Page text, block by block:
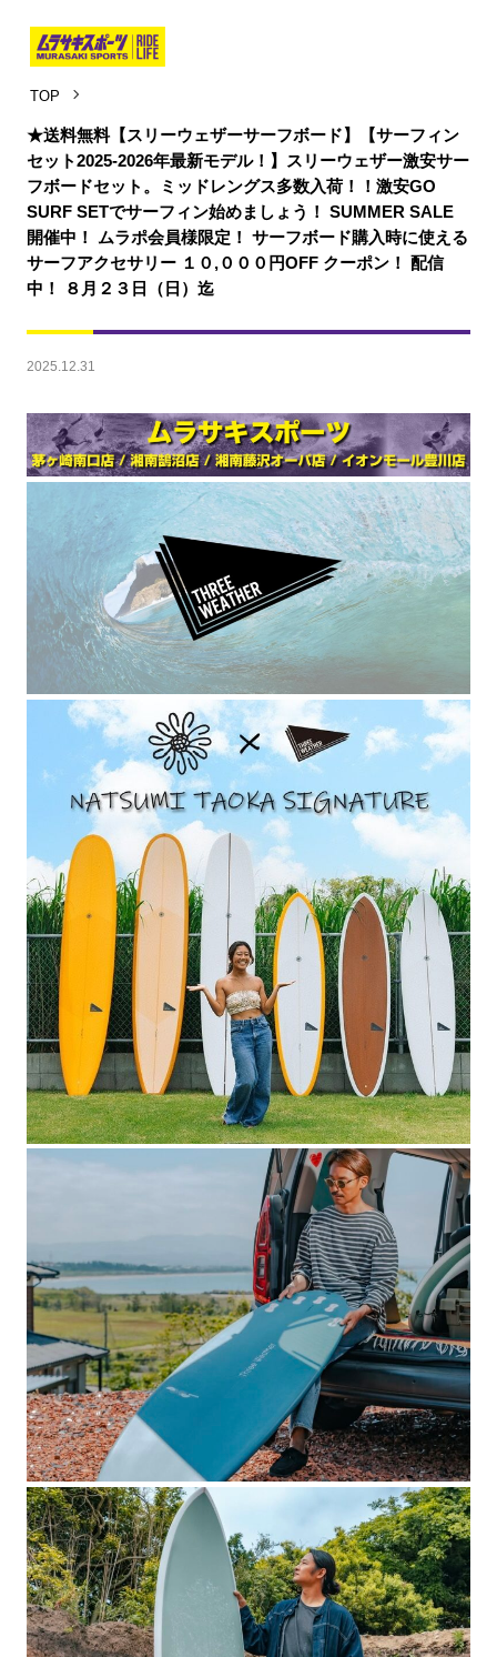
TOP
2025.12.31
★送料無料【スリーウェザーサーフボード】【サーフィン
セット2025-2026年最新モデル！】スリーウェザー激安サー
フボードセット。ミッドレングス多数入荷！！激安GO
SURF SETでサーフィン始めましょう！ SUMMER SALE
開催中！ ムラポ会員様限定！ サーフボード購入時に使える
サーフアクセサリー １０,０００円OFF クーポン！ 配信
中！ ８月２３日（日）迄